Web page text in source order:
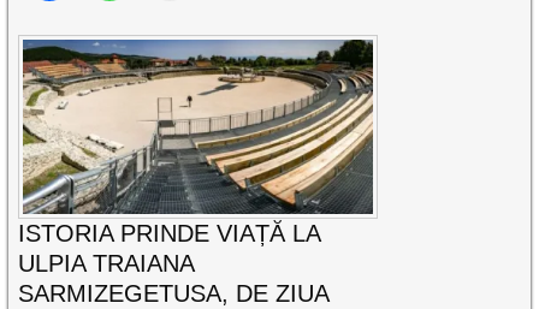
ISTORIA PRINDE VIAȚĂ LA
ULPIA TRAIANA
SARMIZEGETUSA, DE ZIUA